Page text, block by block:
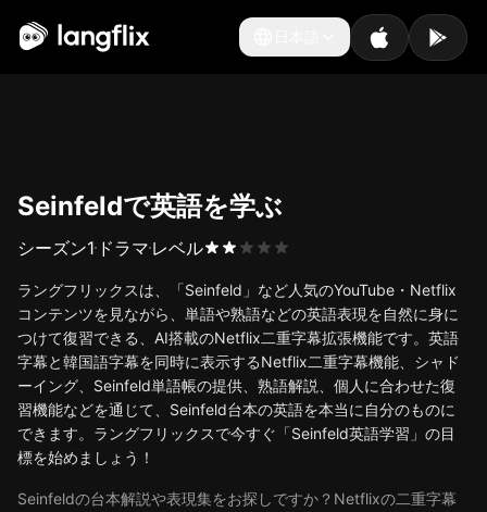
日本語
Seinfeldで英語を学ぶ
シーズン1 ドラマ レベル
ラングフリックスは、「Seinfeld」など人気のYouTube・Netflix
コンテンツを見ながら、単語や熟語などの英語表現を自然に身に
つけて復習できる、AI搭載のNetflix二重字幕拡張機能です。英語
字幕と韓国語字幕を同時に表示するNetflix二重字幕機能、シャド
ーイング、Seinfeld単語帳の提供、熟語解説、個人に合わせた復
習機能などを通じて、Seinfeld台本の英語を本当に自分のものに
できます。ラングフリックスで今すぐ「Seinfeld英語学習」の目
標を始めましょう！
Seinfeldの台本解説や表現集をお探しですか？Netflixの二重字幕